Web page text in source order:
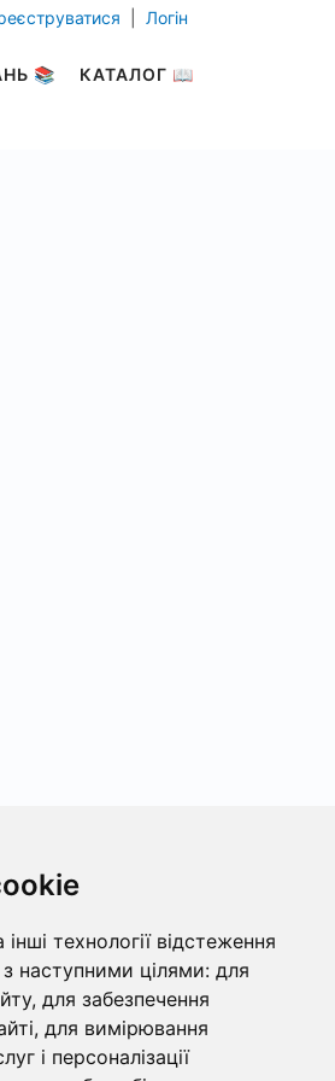
технології відстеження
наступними цілями: для
, для забезпечення
, для вимірювання
і персоналізації
📚 КАТАЛОГ 📖
Логін